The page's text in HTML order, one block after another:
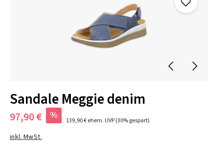
Sandale Meggie denim
97,90 € % 139,90 €ehem. UVP(30% gespart)
inkl. MwSt.